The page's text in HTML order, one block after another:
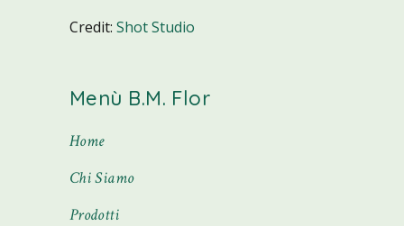
Credit:Shot Studio
Menù B.M. Flor
Home
Chi Siamo
Prodotti